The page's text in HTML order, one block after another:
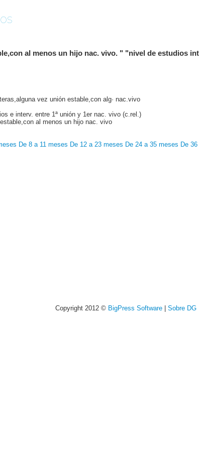
al menos un hijo nac. vivo. " "nivel de estudios
vez unión estable,con alg· nac.vivo
e interv. entre 1ª unión y 1er nac. vivo (c.rel.)
al menos un hijo nac. vivo
De 8 a 11 meses De 12 a 23 meses De 24 a 35 meses De
Copyright 2012 © BigPress Software| Sobre DG